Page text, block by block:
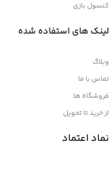
کنسول بازی
لینک های استفاده شده
وبلاگ
تماس با ما
فروشگاه ها
از خرید تا تحویل
نماد اعتماد